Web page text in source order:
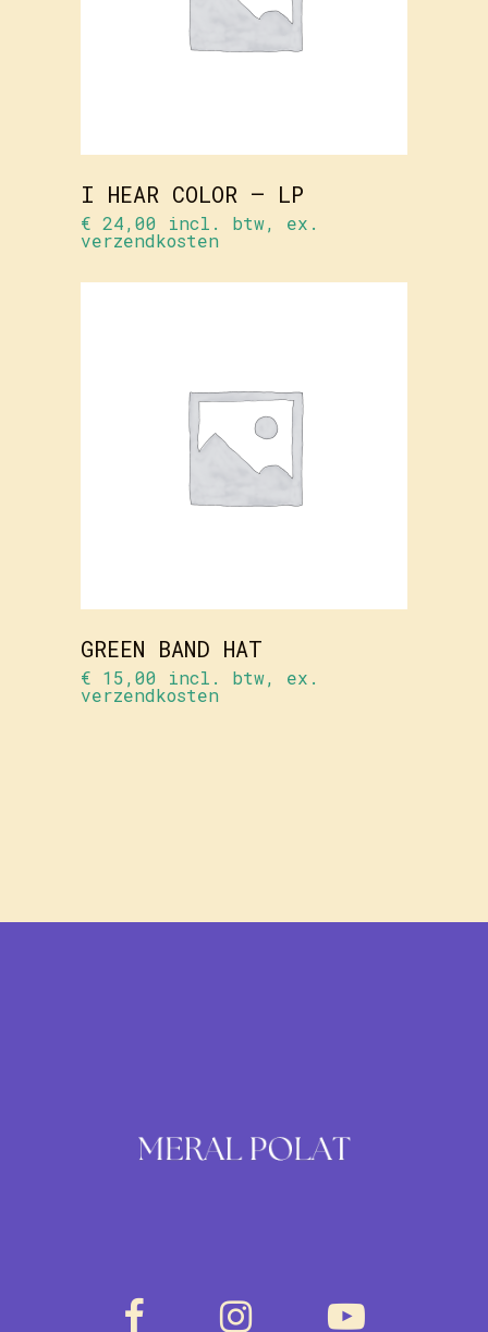
VERDER
I HEAR COLOR – LP
€ 24,00 incl. btw, ex.
verzendkosten
TOEVOEGEN
AAN
WINKELWAGEN
GREEN BAND HAT
€ 15,00 incl. btw, ex.
verzendkosten